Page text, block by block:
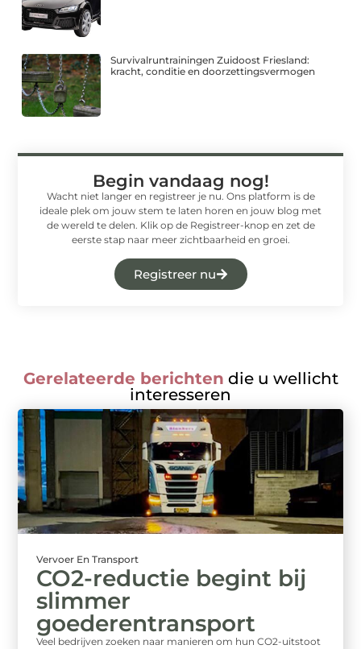
Survivalruntrainingen Zuidoost Friesland:
kracht, conditie en doorzettingsvermogen
Begin vandaag nog!
Wacht niet langer en registreer je nu. Ons platform is de
ideale plek om jouw stem te laten horen en jouw blog met
de wereld te delen. Klik op de Registreer-knop en zet de
eerste stap naar meer zichtbaarheid en groei.
Registreer nu
Gerelateerde berichten die u wellicht
interesseren
Vervoer En Transport
CO2-reductie begint bij
slimmer
goederentransport
Veel bedrijven zoeken naar manieren om hun CO2-uitstoot